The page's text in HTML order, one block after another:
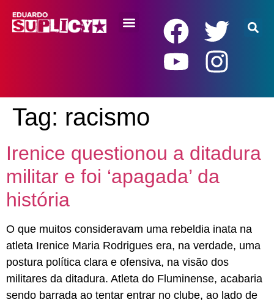
Tag: racismo
Irenice questionou a ditadura
militar e foi ‘apagada’ da
história
O que muitos consideravam uma rebeldia inata na
atleta Irenice Maria Rodrigues era, na verdade, uma
postura política clara e ofensiva, na visão dos
militares da ditadura. Atleta do Fluminense, acabaria
sendo barrada ao tentar entrar no clube, ao lado de